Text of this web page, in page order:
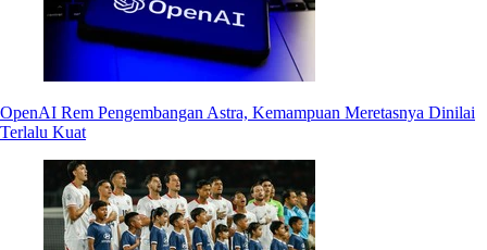
OpenAI Rem Pengembangan Astra, Kemampuan Meretasnya Dinilai
Terlalu Kuat